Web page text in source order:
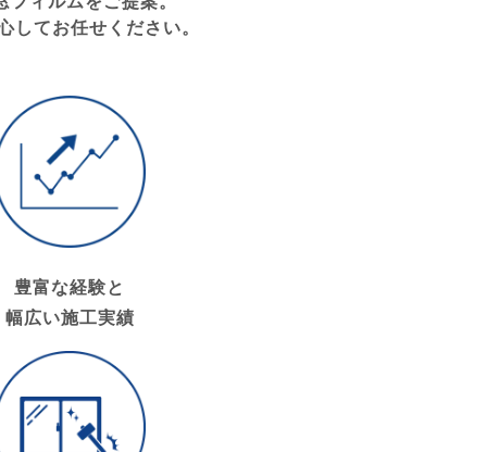
してお任せください。
豊富な経験と
幅広い施工実績